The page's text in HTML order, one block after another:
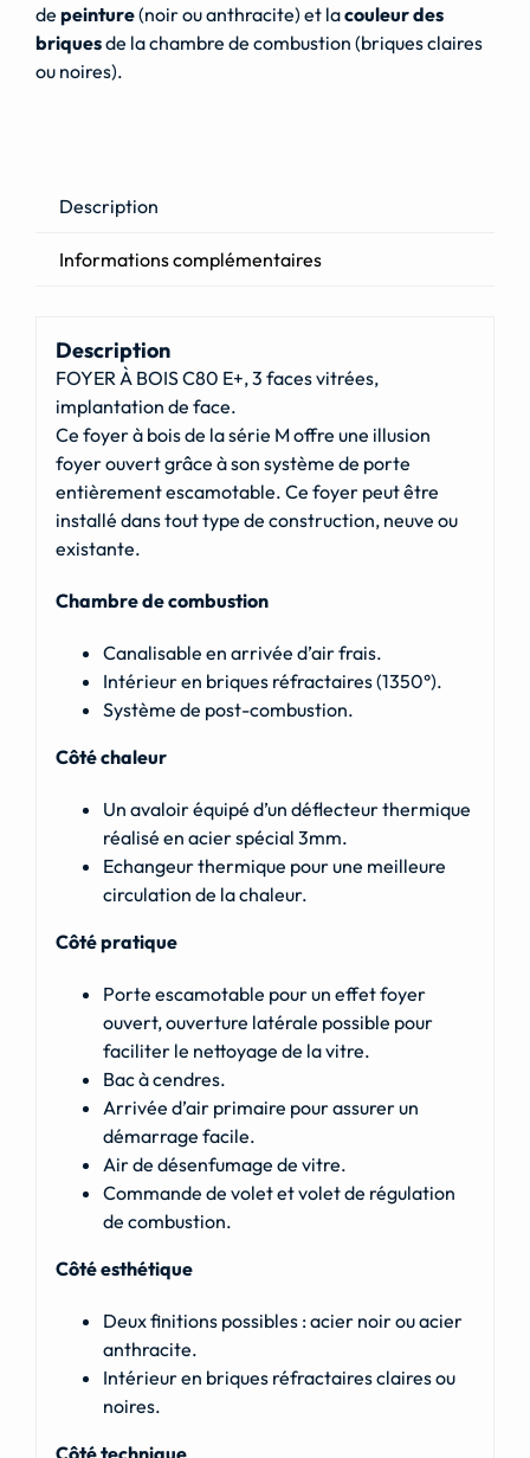
de peinture(noir ou anthracite) et lacouleur des
briquesde la chambre de combustion (briques claires
ou noires).
Description
Informations complémentaires
Description
FOYER À BOIS C80 E+, 3 faces vitrées,
implantation de face.
Ce foyer à bois de la série M offre une illusion
foyer ouvert grâce à son système de porte
entièrement escamotable. Ce foyer peut être
installé dans tout type de construction, neuve ou
existante.
Chambre de combustion
Canalisable en arrivée d’air frais.
Intérieur en briques réfractaires (1350°).
Système de post-combustion.
Côté chaleur
Un avaloir équipé d’un déflecteur thermique
réalisé en acier spécial 3mm.
Echangeur thermique pour une meilleure
circulation de la chaleur.
Côté pratique
Porte escamotable pour un effet foyer
ouvert, ouverture latérale possible pour
faciliter le nettoyage de la vitre.
Bac à cendres.
Arrivée d’air primaire pour assurer un
démarrage facile.
Air de désenfumage de vitre.
Commande de volet et volet de régulation
de combustion.
Côté esthétique
Deux finitions possibles : acier noir ou acier
anthracite.
Intérieur en briques réfractaires claires ou
noires.
Côté technique